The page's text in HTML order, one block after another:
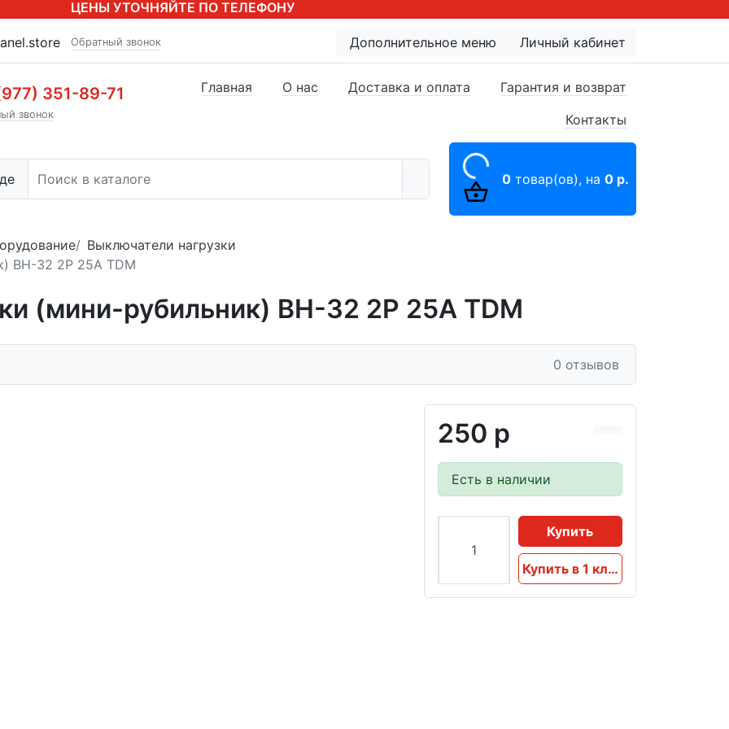
ЦЕНЫ УТОЧНЯЙТЕ ПО ТЕЛЕФОНУ
Обратный звонок Дополнительное меню Личный кабинет
351-89-71
звонок
Главная О нас Доставка и оплата
Гарантия и возврат
Контакты
0 товар(ов), на 0 р.
Выключатели нагрузки
ВН-32 2P 25A TDM
(мини-рубильник) ВН-32 2P 25A TDM
0 отзывов
250 р
Есть в наличии
Купить
Купить в 1 клик